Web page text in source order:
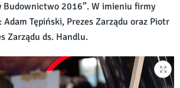
Budownictwo 2016”. W imieniu firmy
Tępiński, Prezes Zarządu oraz Piotr
Zarządu ds. Handlu.